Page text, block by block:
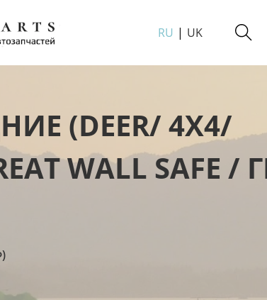
RU UK
(DEER/ 4X4/
WALL SAFE /